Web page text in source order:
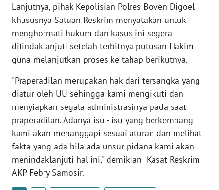
Lanjutnya, pihak Kepolisian Polres Boven Digoel
khususnya Satuan Reskrim menyatakan untuk
menghormati hukum dan kasus ini segera
ditindaklanjuti setelah terbitnya putusan Hakim
guna melanjutkan proses ke tahap berikutnya.
"Praperadilan merupakan hak dari tersangka yang
diatur oleh UU sehingga kami mengikuti dan
menyiapkan segala administrasinya pada saat
praperadilan. Adanya isu - isu yang berkembang
kami akan menanggapi sesuai aturan dan melihat
fakta yang ada bila ada unsur pidana kami akan
menindaklanjuti hal ini," demikian Kasat Reskrim
AKP Febry Samosir.
WN
JAMBI
WN
WN
NTB
WN
SULTENG
WN